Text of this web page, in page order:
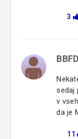
3
BBFD
sedaj
v
da je
11